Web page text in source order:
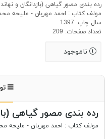
رده بندی مصور گیاهی (بازدانگان و
مولف کتاب : احمد مهربان - ملیحه
سال چاپ: 1397
تعداد صفحات: 209
ناموجود
رده بندی مصور گیاهی
مولف کتاب : احمد مهربان - ملیحه